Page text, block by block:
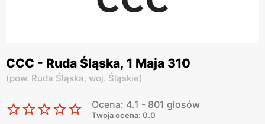
CCC - Ruda Śląska, 1 Maja 310
(pow. Ruda Śląska, woj. Śląskie)
Ocena: 4.1 - 801 głosów
Twoja ocena: 0.0